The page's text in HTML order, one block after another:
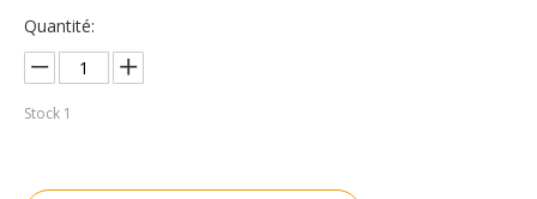
Quantité:
Stock 1